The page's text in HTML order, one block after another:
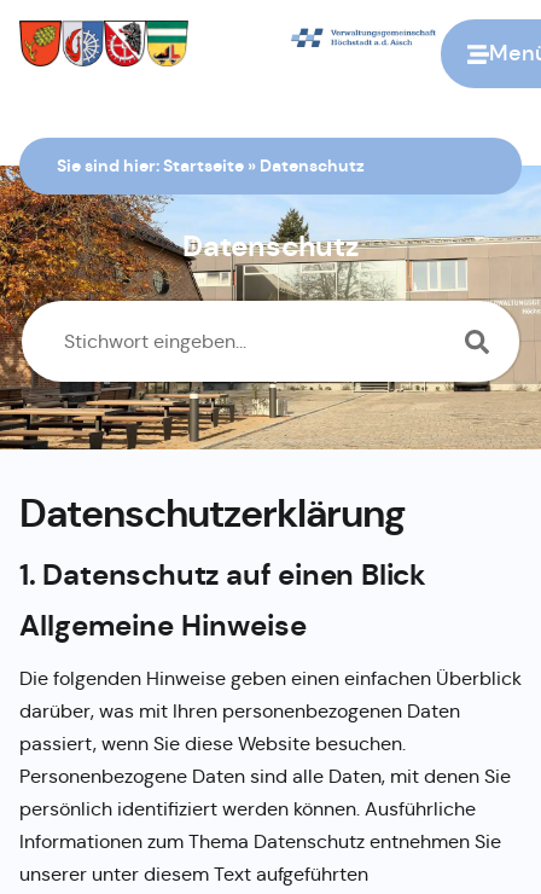
Sie sind hier:Startseite » Datenschutz
Datenschutz
Datenschutz­erklärung
1. Datenschutz auf einen Blick
Allgemeine Hinweise
Die folgenden Hinweise geben einen einfachen Überblick
darüber, was mit Ihren personenbezogenen Daten
passiert, wenn Sie diese Website besuchen.
Personenbezogene Daten sind alle Daten, mit denen Sie
persönlich identifiziert werden können. Ausführliche
Informationen zum Thema Datenschutz entnehmen Sie
unserer unter diesem Text aufgeführten